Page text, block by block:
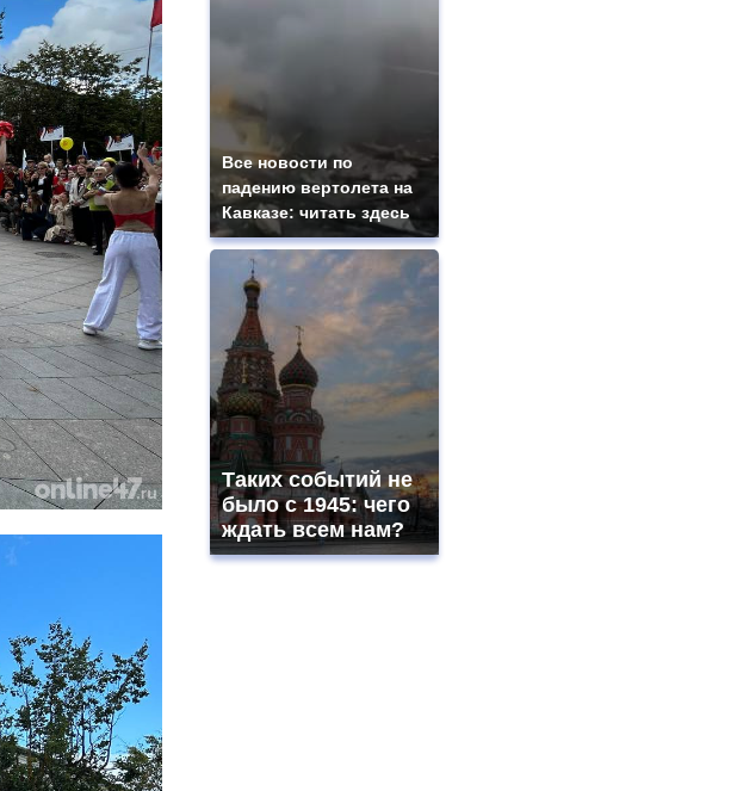
Все новости по
падению вертолета на
Кавказе: читать здесь
Таких событий не
было с 1945: чего
ждать всем нам?